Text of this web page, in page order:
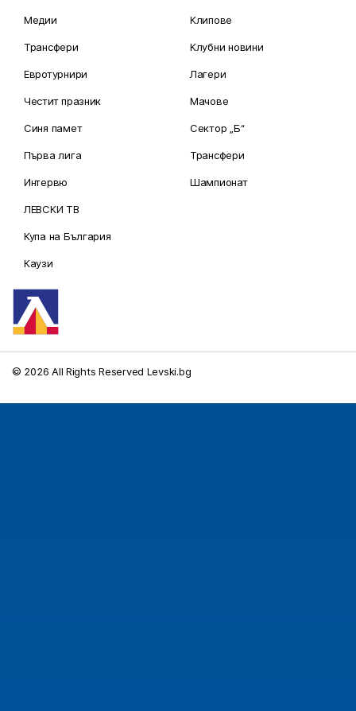
Медии
Трансфери
Евротурнири
Честит празник
Синя памет
Първа лига
Интервю
ЛЕВСКИ ТВ
Купа на България
Каузи
Клипове
Клубни новини
Лагери
Мачове
Сектор „Б“
Трансфери
Шампионат
© 2026 All Rights Reserved Levski.bg